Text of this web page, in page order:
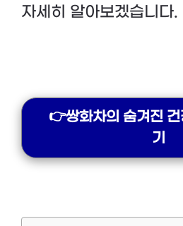
자세히 알아보겠습니다.
👉쌍화차의 숨겨진
기